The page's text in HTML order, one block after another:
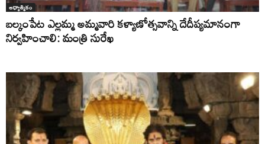
ఆధ్యాత్మికం
బల్కంపేట ఎల్లమ్మ అమ్మవారి కళ్యాణోత్సవాన్ని దేదీప్యమానంగా
నిర్వహించాలి: మంత్రి సురేఖ